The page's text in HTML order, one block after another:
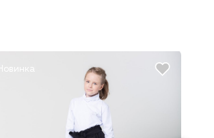
Новинка